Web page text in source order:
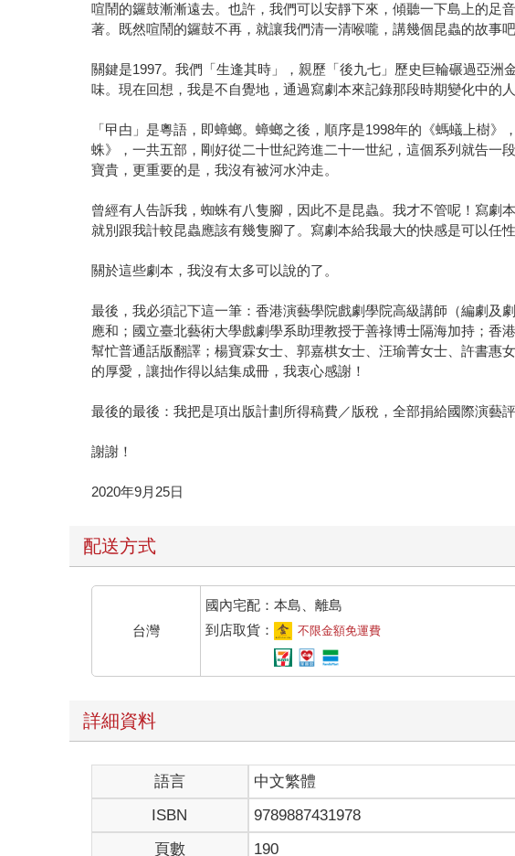
喧鬧的鑼鼓漸漸遠去。也許，我們可以安靜下來，傾聽一下島上的足
著。既然喧鬧的鑼鼓不再，就讓我們清一清喉嚨，講幾個昆蟲的故事吧
關鍵是1997。我們「生逢其時」，親歷「後九七」歷史巨輪碾過亞
味。現在回想，我是不自覺地，通過寫劇本來記錄那段時期變化中的
「曱甴」是粵語，即蟑螂。蟑螂之後，順序是1998年的《螞蟻上樹
蛛》，一共五部，剛好從二十世紀跨進二十一世紀，這個系列就告一
寶貴，更重要的是，我沒有被河水沖走。
曾經有人告訴我，蜘蛛有八隻腳，因此不是昆蟲。我才不管呢！寫劇
就別跟我計較昆蟲應該有幾隻腳了。寫劇本給我最大的快感是可以任
關於這些劇本，我沒有太多可以說的了。
最後，我必須記下這一筆：香港演藝學院戲劇學院高級講師（編劇及
應和；國立臺北藝術大學戲劇學系助理教授于善祿博士隔海加持；
幫忙普通話版翻譯；楊寶霖女士、郭嘉棋女士、汪瑜菁女士、許書
的厚愛，讓拙作得以結集成冊，我衷心感謝！
最後的最後：我把是項出版計劃所得稿費／版稅，全部捐給國際演藝
謝謝！
2020年9月25日
配送方式
台灣
國內宅配：本島、離島
到店取貨：
不限金額免運費
詳細資料
語言 中文繁體
ISBN
9789887431978
頁數
190